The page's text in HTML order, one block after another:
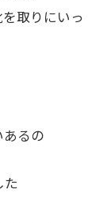
取りにいっ
るの
た